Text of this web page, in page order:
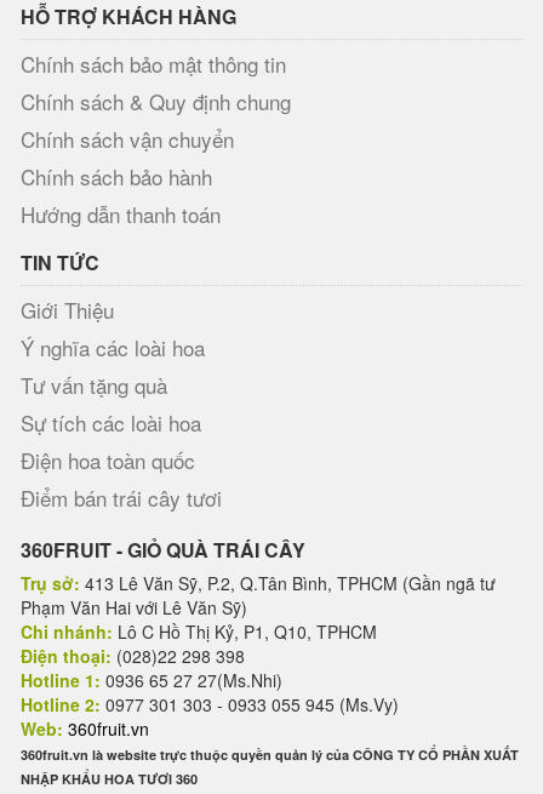
HỖ TRỢ KHÁCH HÀNG
Chính sách bảo mật thông tin
Chính sách & Quy định chung
Chính sách vận chuyển
Chính sách bảo hành
Hướng dẫn thanh toán
TIN TỨC
Giới Thiệu
Ý nghĩa các loài hoa
Tư vấn tặng quà
Sự tích các loài hoa
Điện hoa toàn quốc
Điểm bán trái cây tươi
360FRUIT - GIỎ QUÀ TRÁI CÂY
Trụ sở: 413 Lê Văn Sỹ, P.2, Q.Tân Bình, TPHCM (Gần ngã tư
Phạm Văn Hai với Lê Văn Sỹ)
Chi nhánh: Lô C Hồ Thị Kỷ, P1, Q10, TPHCM
Điện thoại: (028)22 298 398
Hotline 1: 0936 65 27 27(Ms.Nhi)
Hotline 2: 0977 301 303 - 0933 055 945 (Ms.Vy)
Web: 360fruit.vn
360fruit.vn là website trực thuộc quyền quản lý của CÔNG TY CỔ PHẦN XUẤT
NHẬP KHẨU HOA TƯƠI 360